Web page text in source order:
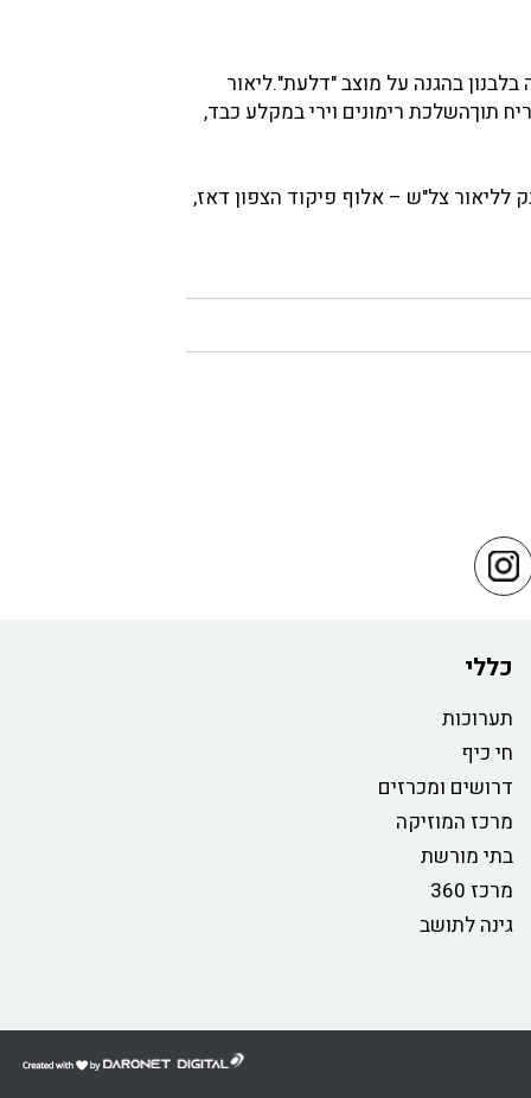
בלבד,בקרב קשריונר חטיבה 7 - גדוד רומחשה בלבנון בהגנה על מוצב "דלעת".ליאור
תוךהשלכת רימונים וירי במקלע כבד,
לליאור צל"ש – אלוף פיקוד הצפון דאז,
כללי
תערוכות
חי כיף
דרושים ומכרזים
מרכז המוזיקה
בתי מורשת
מרכז 360
גינה לתושב